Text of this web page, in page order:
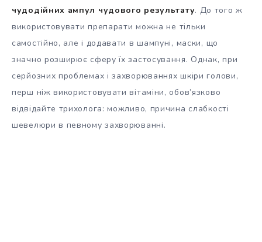
чудодійних ампул чудового результату. До того ж
використовувати препарати можна не тільки
самостійно, але і додавати в шампуні, маски, що
значно розширює сферу їх застосування. Однак, при
серйозних проблемах і захворюваннях шкіри голови,
перш ніж використовувати вітаміни, обов’язково
відвідайте трихолога: можливо, причина слабкості
шевелюри в певному захворюванні.